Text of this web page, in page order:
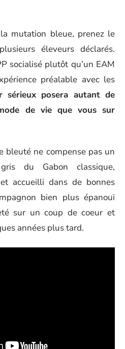
mutation bleue, prenez le
éleveurs déclarés.
socialisé plutôt qu’un EAM
préalable avec les
sérieux posera autant de
de vie que vous sur
bleuté ne compense pas un
du Gabon classique,
accueilli dans de bonnes
bien plus épanoui
sur un coup de coeur et
années plus tard.